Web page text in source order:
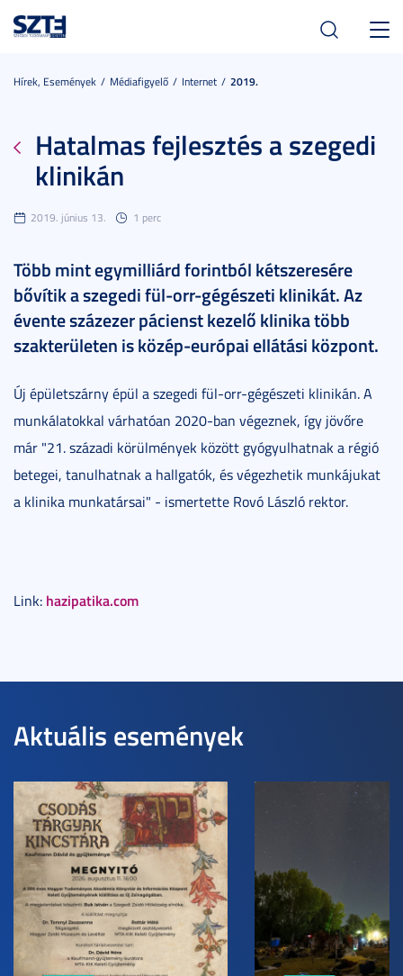
Hírek, Események Médiafigyelő Internet 2019.
Hatalmas fejlesztés a szegedi
klinikán
2019. június 13. 1 perc
Több mint egymilliárd forintból kétszeresére
bővítik a szegedi fül-orr-gégészeti klinikát. Az
évente százezer pácienst kezelő klinika több
szakterületen is közép-európai ellátási központ.
Új épületszárny épül a szegedi fül-orr-gégészeti klinikán. A
munkálatokkal várhatóan 2020-ban végeznek, így jövőre
már "21. századi körülmények között gyógyulhatnak a régió
betegei, tanulhatnak a hallgatók, és végezhetik munkájukat
a klinika munkatársai" - ismertette Rovó László rektor.
Link: hazipatika.com
Aktuális események